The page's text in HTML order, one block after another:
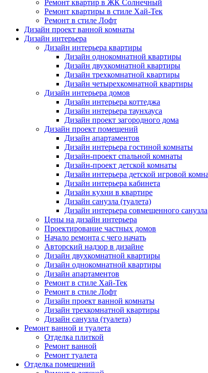
Ремонт квартир в ЖК Солнечный
Ремонт квартиры в стиле Хай-Тек
Ремонт в стиле Лофт
Дизайн проект ванной комнаты
Дизайн интерьера
Дизайн интерьера квартиры
Дизайн однокомнатной квартиры
Дизайн двухкомнатной квартиры
Дизайн трехкомнатной квартиры
Дизайн четырехкомнатной квартиры
Дизайн интерьера домов
Дизайн интерьера коттеджа
Дизайн интерьера таунхауса
Дизайн проект загородного дома
Дизайн проект помещений
Дизайн апартаментов
Дизайн интерьера гостиной комнаты
Дизайн-проект спальной комнаты
Дизайн-проект детской комнаты
Дизайн интерьера детской игровой
Дизайн интерьера кабинета
Дизайн кухни в квартире
Дизайн санузла (туалета)
Дизайн интерьера совмещенного санузла
Цены на дизайн интерьера
Проектирование частных домов
Начало ремонта с чего начать
Авторский надзор в дизайне
Дизайн двухкомнатной квартиры
Дизайн однокомнатной квартиры
Дизайн апартаментов
Ремонт в стиле Хай-Тек
Ремонт в стиле Лофт
Дизайн проект ванной комнаты
Дизайн трехкомнатной квартиры
Дизайн санузла (туалета)
Ремонт ванной и туалета
Отделка плиткой
Ремонт ванной
Ремонт туалета
Отделка помещений